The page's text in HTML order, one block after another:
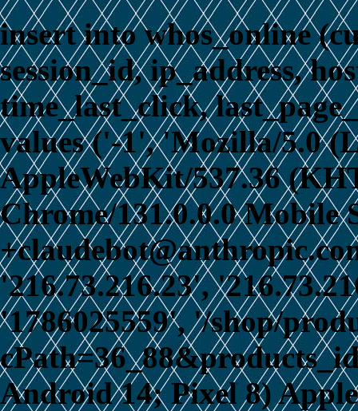
insert into whos_online
session_id, ip_address,
time_last_click,
values ('-1', 'Mozilla/5.0
AppleWebKit/537.36
Chrome/131.0.0.0 Mobile
'216.73.216.23',
'1786025559', '/shop/
Android 14; Pixel 8)